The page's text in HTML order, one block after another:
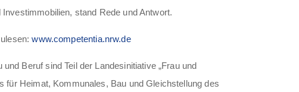
stand Rede und Antwort.
www.competentia.nrw.de
Beruf sind Teil der Landesinitiative „Frau und
für Heimat, Kommunales, Bau und Gleichstellung des